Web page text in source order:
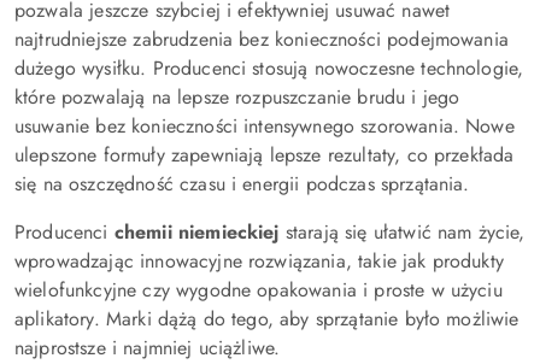
pozwala jeszcze szybciej i efektywniej usuwać nawet
najtrudniejsze zabrudzenia bez konieczności podejmowania
dużego wysiłku. Producenci stosują nowoczesne technologie,
które pozwalają na lepsze rozpuszczanie brudu i jego
usuwanie bez konieczności intensywnego szorowania. Nowe
ulepszone formuły zapewniają lepsze rezultaty, co przekłada
się na oszczędność czasu i energii podczas sprzątania.
Producenci chemii niemieckiej starają się ułatwić nam życie,
wprowadzając innowacyjne rozwiązania, takie jak produkty
wielofunkcyjne czy wygodne opakowania i proste w użyciu
aplikatory. Marki dążą do tego, aby sprzątanie było możliwie
najprostsze i najmniej uciążliwe.